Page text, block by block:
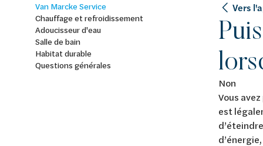
Chauffage
Refroidissement
Produits
Salle de bain avec prix indicatif
Conseils
Énergies renouvelables
Ventilation
Récupération de l'eau de pluie
Adoucisseurs d’eau
Filtres à eau
Van Marcke Service
Chauffage et refroidissement
Adoucisseur d'eau
Salle de bain
Habitat durable
Questions générales
Vers
Non
Vous
est